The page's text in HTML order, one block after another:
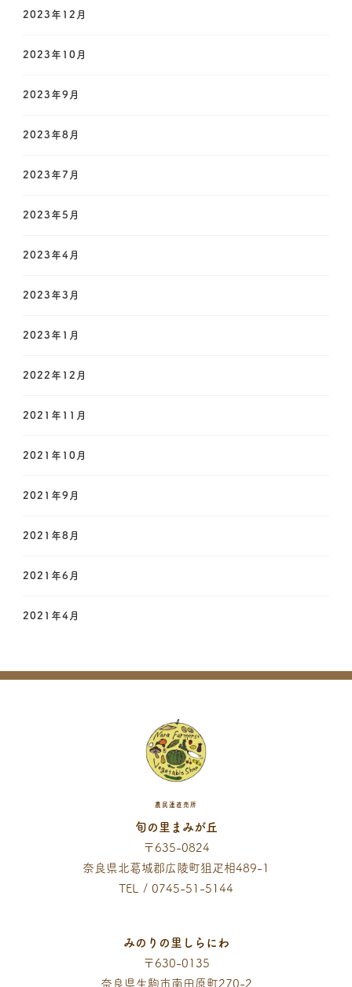
2023年12月
2023年10月
2023年9月
2023年8月
2023年7月
2023年5月
2023年4月
2023年3月
2023年1月
2022年12月
2021年11月
2021年10月
2021年9月
2021年8月
2021年6月
2021年4月
農民連直売所
旬の里まみが丘
〒635-0824
奈良県北葛城郡広陵町狙疋相489-1
TEL / 0745-51-5144
みのりの里しらにわ
〒630-0135
奈良県生駒市南田原町270-2